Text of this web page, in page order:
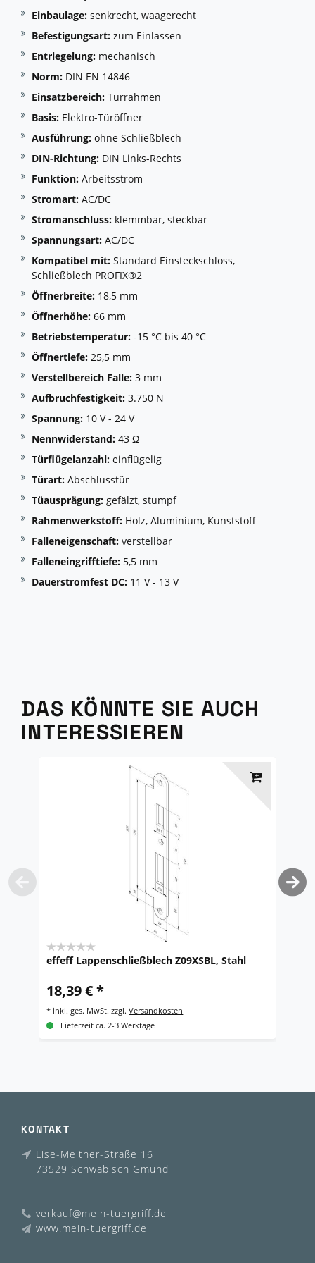
Einbaulage: senkrecht, waagerecht
Befestigungsart: zum Einlassen
Entriegelung: mechanisch
Norm: DIN EN 14846
Einsatzbereich: Türrahmen
Basis: Elektro-Türöffner
Ausführung: ohne Schließblech
DIN-Richtung: DIN Links-Rechts
Funktion: Arbeitsstrom
Stromart: AC/DC
Stromanschluss: klemmbar, steckbar
Spannungsart: AC/DC
Kompatibel mit: Standard Einsteckschloss,
Schließblech PROFIX®2
Öffnerbreite: 18,5 mm
Öffnerhöhe: 66 mm
Betriebstemperatur: -15 °C bis 40 °C
Öffnertiefe: 25,5 mm
Verstellbereich Falle: 3 mm
Aufbruchfestigkeit: 3.750 N
Spannung: 10 V - 24 V
Nennwiderstand: 43 Ω
Türflügelanzahl: einflügelig
Türart: Abschlusstür
Tüausprägung: gefälzt, stumpf
Rahmenwerkstoff: Holz, Aluminium, Kunststoff
Falleneigenschaft: verstellbar
Falleneingrifftiefe: 5,5 mm
Dauerstromfest DC: 11 V - 13 V
DAS KÖNNTE SIE AUCH
INTERESSIEREN
effeff Lappenschließblech Z09XSBL, Stahl
18,39 € *
* inkl. ges. MwSt. zzgl.Versandkosten
Lieferzeit ca. 2-3 Werktage
KONTAKT
Lise-Meitner-Straße 16
73529 Schwäbisch Gmünd
verkauf@mein-tuergriff.de
www.mein-tuergriff.de